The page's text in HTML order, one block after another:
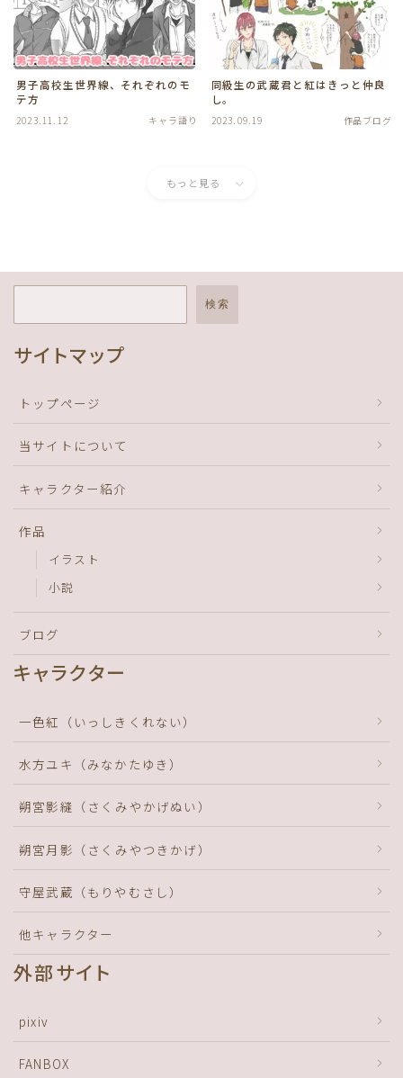
男子高校生世界線、それぞれのモ
テ方
2023.11.12 キャラ語り
同級生の武蔵君と紅はきっと仲良
し。
2023.09.19 作品ブログ
もっと見る
検索
サイトマップ
トップページ
当サイトについて
キャラクター紹介
作品
イラスト
小説
ブログ
キャラクター
一色紅（いっしきくれない）
水方ユキ（みなかたゆき）
朔宮影縫（さくみやかげぬい）
朔宮月影（さくみやつきかげ）
守屋武蔵（もりやむさし）
他キャラクター
外部サイト
pixiv
FANBOX